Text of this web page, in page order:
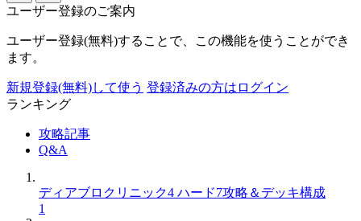
ユーザー登録のご案内
ユーザー登録(無料)することで、この機能を使うことができ
ます。
新規登録(無料)して使う 登録済みの方はログイン
ランキング
攻略記事
Q&A
ディアブロクリニック4 ハード7攻略＆デッキ構成
1